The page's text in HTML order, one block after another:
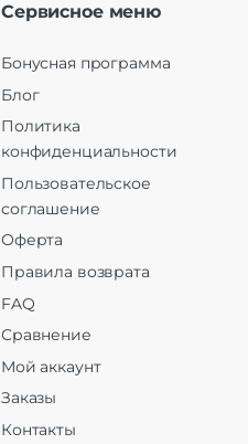
Сервисное меню
Бонусная программа
Блог
Политика
конфиденциальности
Пользовательское
соглашение
Оферта
Правила возврата
FAQ
Сравнение
Мой аккаунт
Заказы
Контакты